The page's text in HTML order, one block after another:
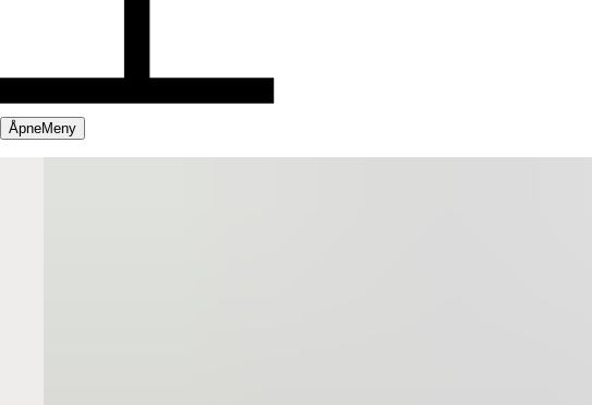
ÅpneMeny